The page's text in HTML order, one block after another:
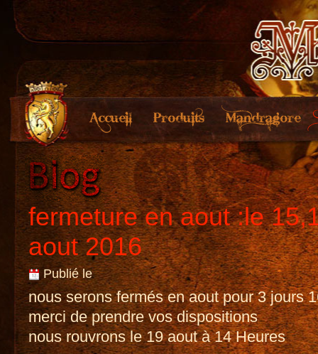
fermeture en aout :le
aout 2016
Publié le
nous serons fermés en aout pour 3 jours
merci de prendre vos dispositions
nous rouvrons le 19 aout à 14 Heures